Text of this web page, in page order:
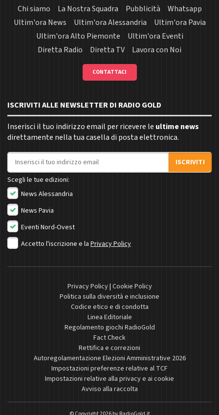
Chi siamo La Nostra Squadra Pubblicità
Whatsapp
Ultim'ora News
Ultim'ora Alessandria
Ultim'ora Pavia
Ultim'ora Alto Piemonte
Ultim'ora Eventi
Diretta Radio
Diretta TV Lavora con Noi
CONTATTACI
ISCRIVITI ALLE NEWSLETTER DI RADIO GOLD
Inserisci il tuo indirizzo email per ricevere le ultime news
direttamente nella tua casella di posta elettronica.
Indirizzo email
ISCRIVITI
Scegli le tue edizioni:
News Alessandria
News Pavia
Eventi Nord-Ovest
Accetto l'iscrizione e la Privacy Policy
Privacy Policy| Cookie Policy
Politica sulla diversità e inclusione
Codice etico e di condotta
Linea Editoriale
Regolamento giochi RadioGold
Fact Check
Rettifica e correzioni
Autoregolamentazione Elezioni Amministrative 2026
Impostazioni preferenze relative al TCF
Impostazioni relative alla privacy e ai cookie
Avviso alla raccolta